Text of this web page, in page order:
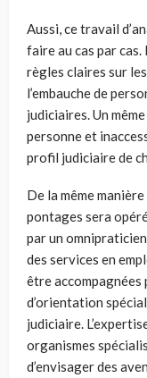
Aussi, ce travail d’
faire au cas par cas.
règles claires sur
l’embauche de
judiciaires. Un
personne et
profil judiciaire de
De la même
pontages sera
par un
des services en
être accompagnées
d’orientation
judiciaire.
organismes
d’envisager des